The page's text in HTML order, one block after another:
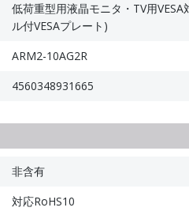
低荷重型用液晶モニタ・TV用
ル付VESAプレート)
ARM2-10AG2R
4560348931665
非含有
対応RoHS10